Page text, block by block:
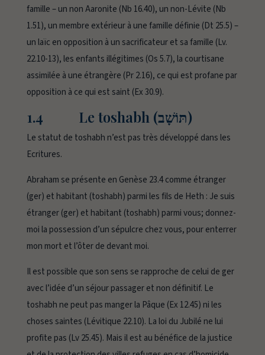
famille – un non Aaronite (Nb 16.40), un non-Lévite (Nb
1.51), un membre extérieur à une famille définie (Dt 25.5) –
un laïc en opposition à un sacrificateur et sa famille (Lv.
22.10-13), les enfants illégitimes (Os 5.7), la courtisane
assimilée à une étrangère (Pr 2.16), ce qui est profane par
opposition à ce qui est saint (Ex 30.9).
1.4 Le toshabh (תּוֹשָׁב)
Le statut de toshabh n’est pas très développé dans les
Ecritures.
Abraham se présente en Genèse 23.4 comme étranger
(ger) et habitant (toshabh) parmi les fils de Heth : Je suis
étranger (ger) et habitant (toshabh) parmi vous; donnez-
moi la possession d’un sépulcre chez vous, pour enterrer
mon mort et l’ôter de devant moi.
Il est possible que son sens se rapproche de celui de ger
avec l’idée d’un séjour passager et non définitif. Le
toshabh ne peut pas manger la Pâque (Ex 12.45) ni les
choses saintes (Lévitique 22.10). La loi du Jubilé ne lui
profite pas (Lv 25.45). Mais il est au bénéfice de la justice